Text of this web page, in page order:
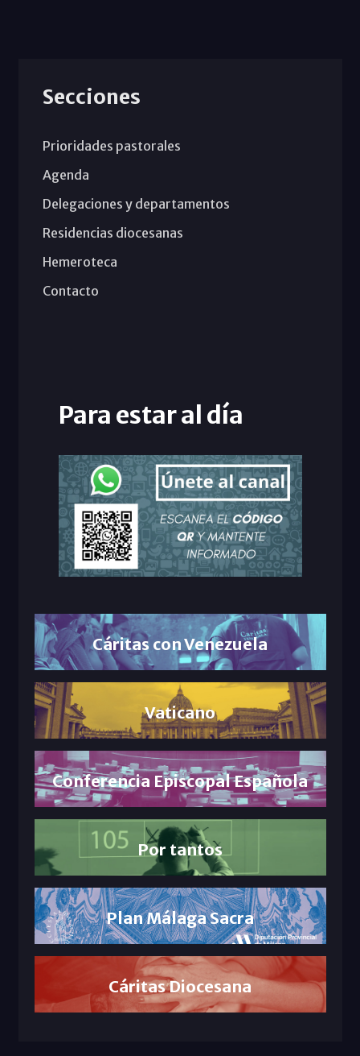
Secciones
Prioridades pastorales
Agenda
Delegaciones y departamentos
Residencias diocesanas
Hemeroteca
Contacto
Para estar al día
Cáritas con Venezuela
Vaticano
Conferencia Episcopal Española
Por tantos
Plan Málaga Sacra
Cáritas Diocesana